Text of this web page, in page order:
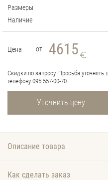
Размеры
Наличие
Цена от 4615
Скидки по запросу. Просьба
телефону 095 557-00-70
Уточнить цену
Описание товара
Как сделать заказ